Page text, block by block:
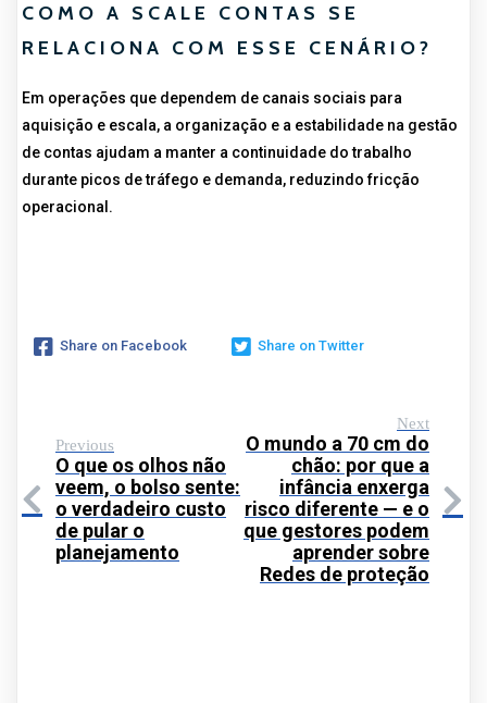
COMO A SCALE CONTAS SE
RELACIONA COM ESSE CENÁRIO?
Em operações que dependem de canais sociais para
aquisição e escala, a organização e a estabilidade na gestão
de contas ajudam a manter a continuidade do trabalho
durante picos de tráfego e demanda, reduzindo fricção
operacional.
Share on Facebook Share on Twitter
Previous
O que os olhos não
veem, o bolso sente:
o verdadeiro custo
de pular o
planejamento
Next
O mundo a 70 cm do
chão: por que a
infância enxerga
risco diferente — e o
que gestores podem
aprender sobre
Redes de proteção